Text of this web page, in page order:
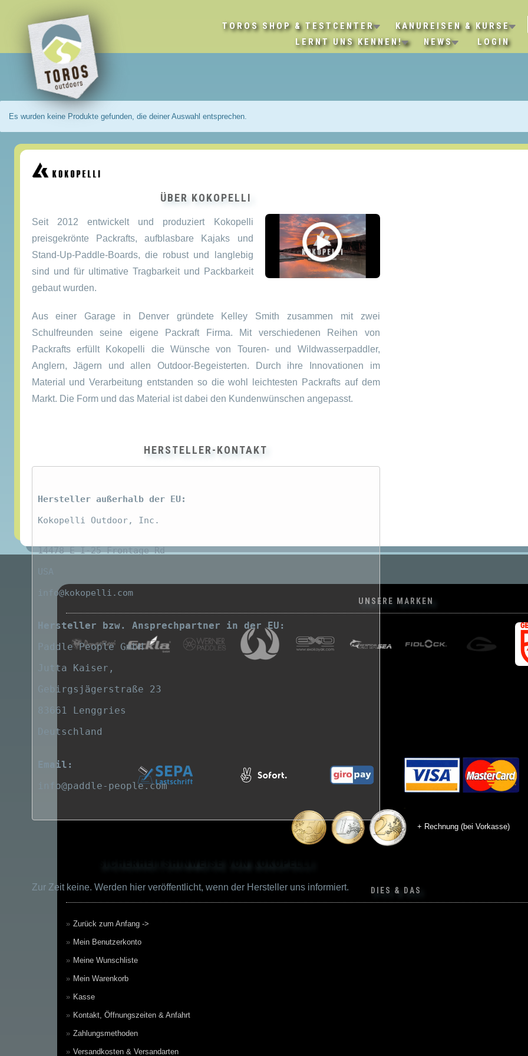
TOROS SHOP & TESTCENTER
KANUREISEN & KURSE
LERNT UNS KENNEN!
NEWS LOGIN
Es wurden keine Produkte gefunden, die deiner Auswahl entsprechen.
ÜBER KOKOPELLI
Seit 2012 entwickelt und produziert Kokopelli
preisgekrönte Packrafts, aufblasbare Kajaks und
Stand-Up-Paddle-Boards, die robust und langlebig
sind und für ultimative Tragbarkeit und Packbarkeit
gebaut wurden.
Aus einer Garage in Denver gründete Kelley Smith zusammen mit zwei
Schulfreunden seine eigene Packraft Firma. Mit verschiedenen Reihen von
Packrafts erfüllt Kokopelli die Wünsche von Touren- und Wildwasserpaddler,
Anglern, Jägern und allen Outdoor-Begeisterten. Durch ihre Innovationen im
Material und Verarbeitung entstanden so die wohl leichtesten Packrafts auf dem
Markt. Die Form und das Material ist dabei den Kundenwünschen angepasst.
HERSTELLER-KONTAKT
Hersteller außerhalb der EU:
Kokopelli Outdoor, Inc.
UNSERE MARKEN
+ Rechnung (bei Vorkasse)
DIES & DAS
Zurück zum Anfang ->
Mein Benutzerkonto
Meine Wunschliste
Mein Warenkorb
Kasse
Kontakt, Öffnungszeiten & Anfahrt
Zahlungsmethoden
Versandkosten & Versandarten